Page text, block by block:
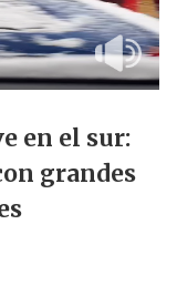
en el sur:
grandes